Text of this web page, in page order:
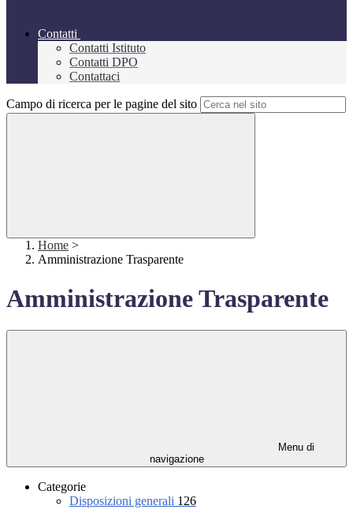
Contatti
Contatti Istituto
Contatti DPO
Contattaci
Campo di ricerca per le pagine del sito
Home >
Amministrazione Trasparente
Amministrazione Trasparente
Menu di
navigazione
Categorie
Disposizioni generali 126